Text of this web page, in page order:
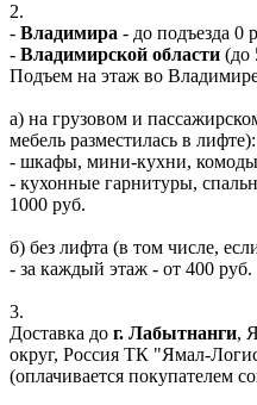
2.
- Владимира - до подъезда 0
- Владимирской области (до
Подъем на этаж во
а) на грузовом и
мебель разместилась в лифте):
- шкафы, мини-кухни, комоды
- кухонные гарнитуры,
1000 руб.
б) без лифта (в том числе,
- за каждый этаж - от 400 руб.
3.
Доставка до г. Лабытнанги,
округ, Россия ТК "Ямал-
(оплачивается покупателем